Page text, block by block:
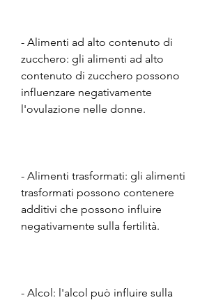
- Alimenti ad alto contenuto di
zucchero: gli alimenti ad alto
contenuto di zucchero possono
influenzare negativamente
l'ovulazione nelle donne.
- Alimenti trasformati: gli alimenti
trasformati possono contenere
additivi che possono influire
negativamente sulla fertilità.
- Alcol: l'alcol può influire sulla